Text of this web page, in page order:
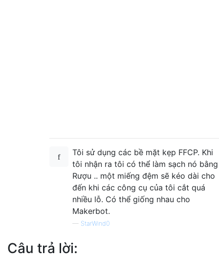
Tôi sử dụng các bề mặt kẹp FFCP. Khi
tôi nhận ra tôi có thể làm sạch nó bằng
Rượu .. một miếng đệm sẽ kéo dài cho
đến khi các công cụ của tôi cắt quá
nhiều lỗ. Có thể giống nhau cho
Makerbot.
— StarWind0
Câu trả lời: